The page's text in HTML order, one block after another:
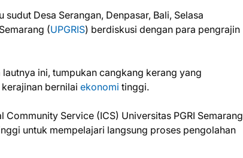
Desa Serangan, Denpasar, Bali, Selasa
(UPGRIS) berdiskusi dengan para pengrajin
ini, tumpukan cangkang kerang yang
bernilai ekonomi tinggi.
Service (ICS) Universitas PGRI Semarang
untuk mempelajari langsung proses pengolahan